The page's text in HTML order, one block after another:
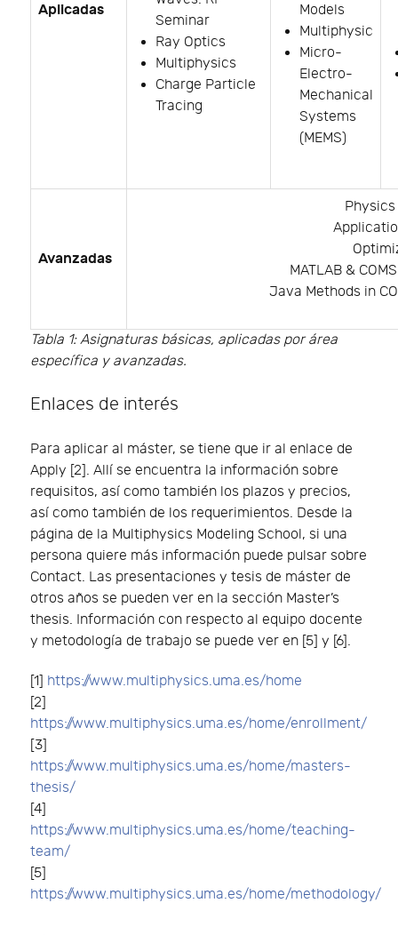
Aplicadas
Seminar
Ray Optics
Multiphysics
Charge Particle
Tracing
Models
Multiphysic
Micro-
Electro-
Mechanical
Systems
(MEMS)
Avanzadas
MATLAB &
Java Methods in
Tabla 1: Asignaturas básicas, aplicadas por área
específica y avanzadas.
Enlaces de interés
Para aplicar al máster, se tiene que ir al enlace de
Apply [2]. Allí se encuentra la información sobre
requisitos, así como también los plazos y precios,
así como también de los requerimientos. Desde la
página de la Multiphysics Modeling School, si una
persona quiere más información puede pulsar sobre
Contact. Las presentaciones y tesis de máster de
otros años se pueden ver en la sección Master’s
thesis. Información con respecto al equipo docente
y metodología de trabajo se puede ver en [5] y [6].
[1] https://www.multiphysics.uma.es/home
[2]
https://www.multiphysics.uma.es/home/enrollment/
[3]
https://www.multiphysics.uma.es/home/masters-
thesis/
[4]
https://www.multiphysics.uma.es/home/teaching-
team/
[5]
https://www.multiphysics.uma.es/home/methodology/